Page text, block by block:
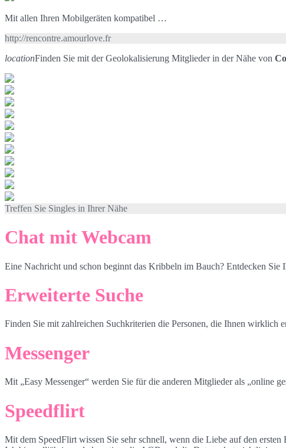
Mit allen Ihren Mobilgeräten kompatibel …
http://rencontre.amourlove.fr
locationFinden Sie mit der Geolokalisierung Mitglieder in der Nähe von
Treffen Sie Singles in Ihrer Nähe
Chat mit Webcam
Eine Nachricht und schon beginnt das Kribbeln im Bauch? Entdecken Sie
Erweiterte Suche
Finden Sie mit zahlreichen Suchkriterien die Personen, die Ihnen wirklich
Messenger
Mit „Easy Messenger“ werden Sie für die anderen Mitglieder als „online
Speedflirt
Mit dem SpeedFlirt wissen Sie sehr schnell, wenn die Liebe auf den ersten